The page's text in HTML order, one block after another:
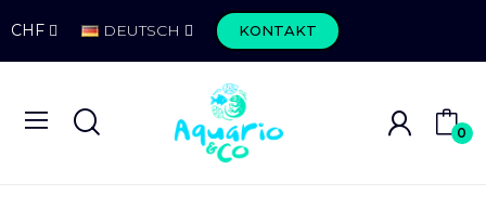
CHF DEUTSCH KONTAKT
0